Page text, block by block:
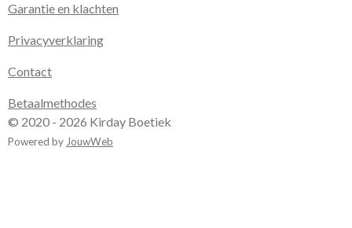
Garantie en klachten
Privacyverklaring
Contact
Betaalmethodes
© 2020 - 2026 Kirday Boetiek
Powered byJouwWeb